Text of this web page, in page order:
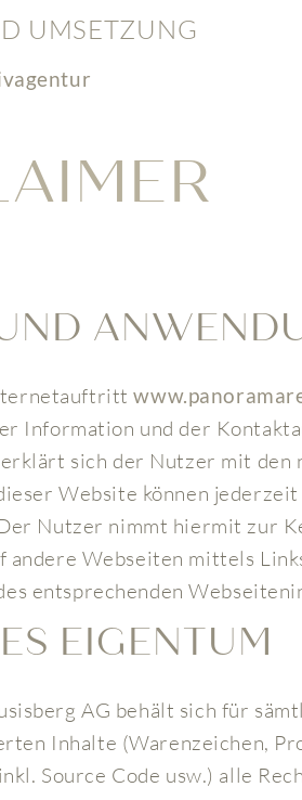
UMSETZUNG
Information und der
sich der Nutzer mit den
Website können
Nutzer nimmt hiermit zur
Webseiten mittels
entsprechenden
EIGENTUM
AG behält sich für
Inhalte (Warenzeichen,
Source Code usw.) alle